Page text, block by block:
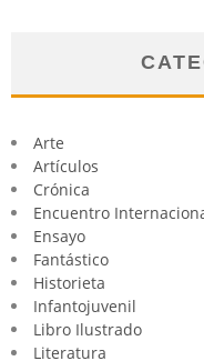
Arte
Artículos
Crónica
Encuentro
Ensayo
Fantástico
Historieta
Infantojuvenil
Libro Ilustrado
Literatura